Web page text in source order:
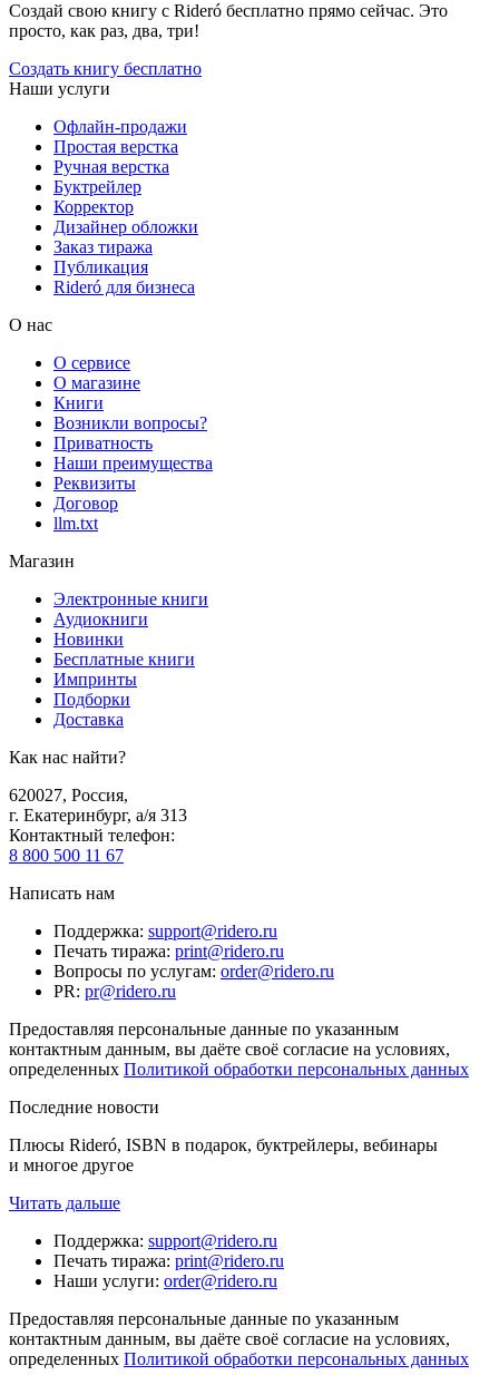
Создай свою книгу с Rideró бесплатно прямо сейчас. Это
просто, как раз, два, три!
Создать книгу бесплатно
Наши услуги
Офлайн-продажи
Простая верстка
Ручная верстка
Буктрейлер
Корректор
Дизайнер обложки
Заказ тиража
Публикация
Rideró для бизнеса
О нас
О сервисе
О магазине
Книги
Возникли вопросы?
Приватность
Наши преимущества
Реквизиты
Договор
llm.txt
Магазин
Электронные книги
Аудиокниги
Новинки
Бесплатные книги
Импринты
Подборки
Доставка
Как нас найти?
620027, Россия,
г. Екатеринбург, а/я 313
Контактный телефон:
8 800 500 11 67
Написать нам
Поддержка: support@ridero.ru
Печать тиража: print@ridero.ru
Вопросы по услугам: order@ridero.ru
PR: pr@ridero.ru
Предоставляя персональные данные по указанным
контактным данным, вы даёте своё согласие на условиях,
определенных Политикой обработки персональных данных
Последние новости
Плюсы Rideró, ISBN в подарок, буктрейлеры, вебинары
и многое другое
Читать дальше
Поддержка: support@ridero.ru
Печать тиража: print@ridero.ru
Наши услуги: order@ridero.ru
Предоставляя персональные данные по указанным
контактным данным, вы даёте своё согласие на условиях,
определенных Политикой обработки персональных данных